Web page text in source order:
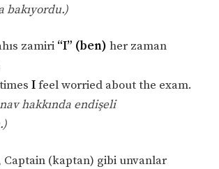
bakıyordu.)
zamiri “I” (ben) her zaman
Ifeel worried about the exam.
hakkında endişeli
Captain (kaptan) gibi unvanlar